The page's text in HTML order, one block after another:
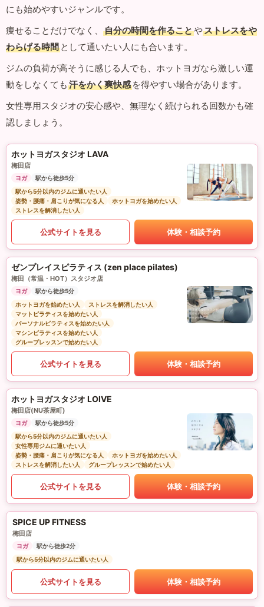
にも始めやすいジャンルです。
痩せることだけでなく、
自分の時間を作ることやストレスをや
わらげる時間 として通いたい人にも合います。
ジムの負荷が高そうに感じる人でも、ホットヨガなら激しい運
動をしなくても 汗をかく爽快感 を得やすい場合があります。
女性専用スタジオの安心感や、無理なく続けられる回数かも確
認しましょう。
ホットヨガスタジオ LAVA
梅田店
ヨガ
駅から徒歩5分
駅から5分以内のジムに通いたい人
姿勢・腰痛・肩こりが気になる人
ホットヨガを始めたい人
ストレスを解消したい人
公式サイトを見る 体験・相談予約
ゼンプレイスピラティス (zen place pilates)
梅田（常温・HOT）スタジオ店
ヨガ
駅から徒歩5分
ホットヨガを始めたい人
ストレスを解消したい人
マットピラティスを始めたい人
パーソナルピラティスを始めたい人
マシンピラティスを始めたい人
グループレッスンで始めたい人
公式サイトを見る 体験・相談予約
ホットヨガスタジオ LOIVE
梅田店(NU茶屋町)
ヨガ
駅から徒歩5分
駅から5分以内のジムに通いたい人
女性専用ジムに通いたい人
姿勢・腰痛・肩こりが気になる人
ホットヨガを始めたい人
ストレスを解消したい人
グループレッスンで始めたい人
公式サイトを見る 体験・相談予約
SPICE UP FITNESS
梅田店
ヨガ
駅から徒歩2分
駅から5分以内のジムに通いたい人
公式サイトを見る 体験・相談予約